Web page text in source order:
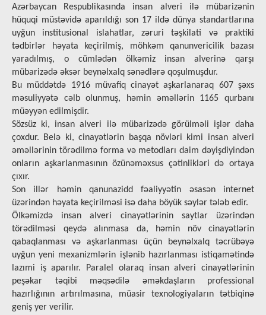
Azərbaycan Respublikasında insan alveri ilə mübarizənin
hüquqi müstəvidə aparıldığı son 17 ildə dünya standartlarına
uyğun institusional islahatlar, zəruri təşkilati və praktiki
tədbirlər həyata keçirilmiş, möhkəm qanunvericilik bazası
yaradılmış, o cümlədən ölkəmiz insan alverinə qarşı
mübarizədə əksər beynəlxalq sənədlərə qoşulmuşdur.
Bu müddətdə 1916 müvafiq cinayət aşkarlanaraq 607 şəxs
məsuliyyətə cəlb olunmuş, həmin əməllərin 1165 qurbanı
müəyyən edilmişdir.
Sözsüz ki, insan alveri ilə mübarizədə görülməli işlər daha
çoxdur. Belə ki, cinayətlərin başqa növləri kimi insan alveri
əməllərinin törədilmə forma və metodları daim dəyişdiyindən
onların aşkarlanmasının özünəməxsus çətinlikləri də ortaya
çıxır.
Son illər həmin qanunazidd fəaliyyətin əsasən internet
üzərindən həyata keçirilməsi isə daha böyük səylər tələb edir.
Ölkəmizdə insan alveri cinayətlərinin saytlar üzərindən
törədilməsi qeydə alınmasa da, həmin növ cinayətlərin
qabaqlanması və aşkarlanması üçün beynəlxalq təcrübəyə
uyğun yeni mexanizmlərin işlənib hazırlanması istiqamətində
lazımi iş aparılır. Paralel olaraq insan alveri cinayətlərinin
peşəkar təqibi məqsədilə əməkdaşların professional
hazırlığının artırılmasına, müasir texnologiyaların tətbiqinə
geniş yer verilir.